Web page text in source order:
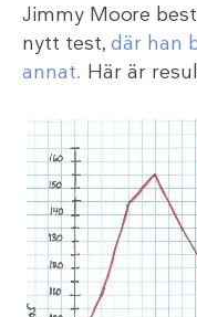
Jimmy Moore
nytt test, där han
annat. Här är